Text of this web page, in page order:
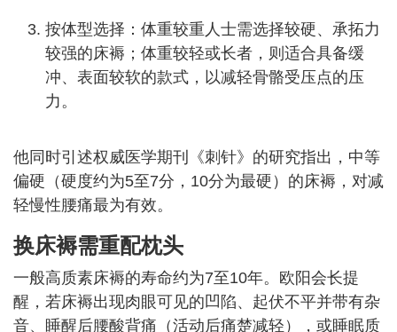
按体型选择：体重较重人士需选择较硬、承拓力
较强的床褥；体重较轻或长者，则适合具备缓
冲、表面较软的款式，以减轻骨骼受压点的压
力。
他同时引述权威医学期刊《刺针》的研究指出，中等
偏硬（硬度约为5至7分，10分为最硬）的床褥，对减
轻慢性腰痛最为有效。
换床褥需重配枕头
一般高质素床褥的寿命约为7至10年。欧阳会长提
醒，若床褥出现肉眼可见的凹陷、起伏不平并带有杂
音、睡醒后腰酸背痛（活动后痛楚减轻），或睡眠质